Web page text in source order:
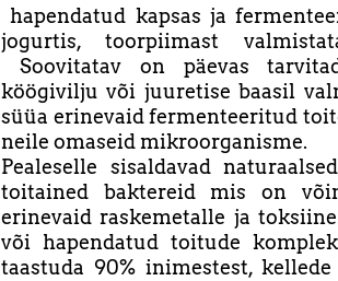
hapendatud kapsas ja
jogurtis, toorpiimast
Soovitatav on päevas
köögivilju või juuretise baasil
süüa erinevaid fermenteeritud
neile omaseid mikroorganisme.
Pealeselle sisaldavad
toitained baktereid mis on
erinevaid raskemetalle ja
või hapendatud toitude
taastuda 90% inimestest,